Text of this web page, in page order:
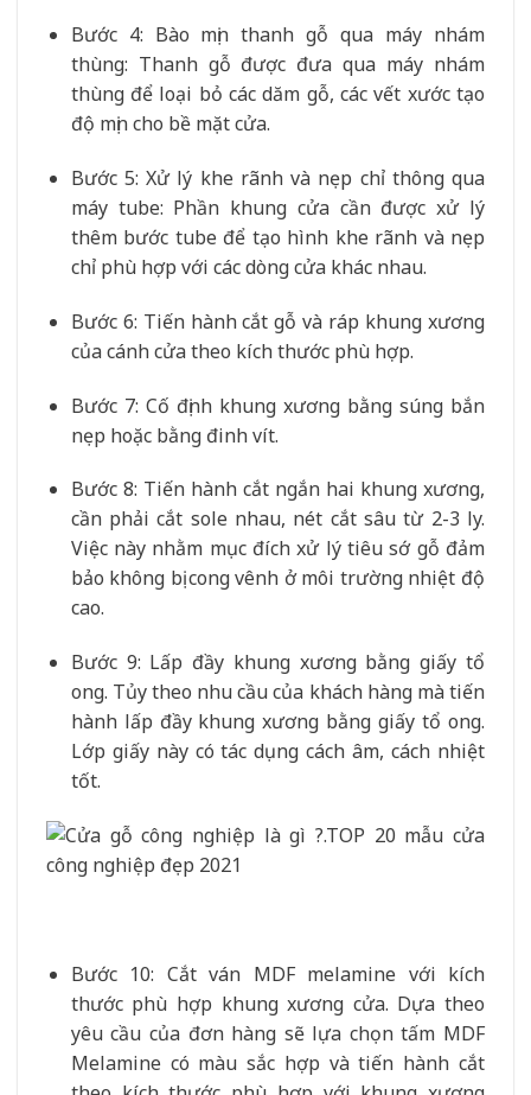
Bước 4: Bào mịn thanh gỗ qua máy nhám
thùng: Thanh gỗ được đưa qua máy nhám
thùng để loại bỏ các dăm gỗ, các vết xước tạo
độ mịn cho bề mặt cửa.
Bước 5: Xử lý khe rãnh và nẹp chỉ thông qua
máy tube: Phần khung cửa cần được xử lý
thêm bước tube để tạo hình khe rãnh và nẹp
chỉ phù hợp với các dòng cửa khác nhau.
Bước 6: Tiến hành cắt gỗ và ráp khung xương
của cánh cửa theo kích thước phù hợp.
Bước 7: Cố định khung xương bằng súng bắn
nẹp hoặc bằng đinh vít.
Bước 8: Tiến hành cắt ngắn hai khung xương,
cần phải cắt sole nhau, nét cắt sâu từ 2-3 ly.
Việc này nhằm mục đích xử lý tiêu sớ gỗ đảm
bảo không bị cong vênh ở môi trường nhiệt độ
cao.
Bước 9: Lấp đầy khung xương bằng giấy tổ
ong. Tủy theo nhu cầu của khách hàng mà tiến
hành lấp đầy khung xương bằng giấy tổ ong.
Lớp giấy này có tác dụng cách âm, cách nhiệt
tốt.
Bước 10: Cắt ván MDF melamine với kích
thước phù hợp khung xương cửa. Dựa theo
yêu cầu của đơn hàng sẽ lựa chọn tấm MDF
Melamine có màu sắc hợp và tiến hành cắt